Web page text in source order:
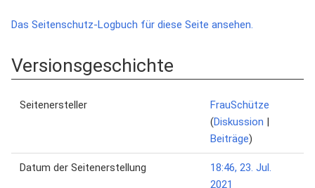
Das Seitenschutz-Logbuch für diese Seite ansehen.
Versionsgeschichte
Seitenersteller
FrauSchütze
(Diskussion |
Beiträge)
Datum der Seitenerstellung
18:46, 23. Jul.
2021